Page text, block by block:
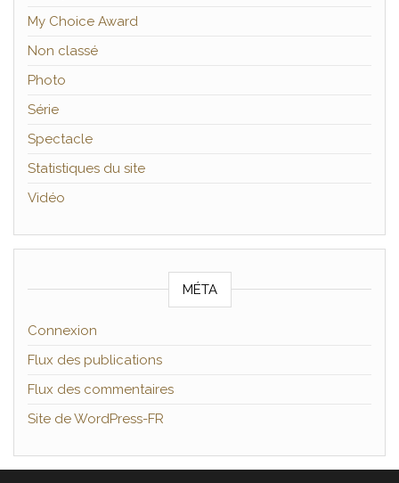
My Choice Award
Non classé
Photo
Série
Spectacle
Statistiques du site
Vidéo
MÉTA
Connexion
Flux des publications
Flux des commentaires
Site de WordPress-FR